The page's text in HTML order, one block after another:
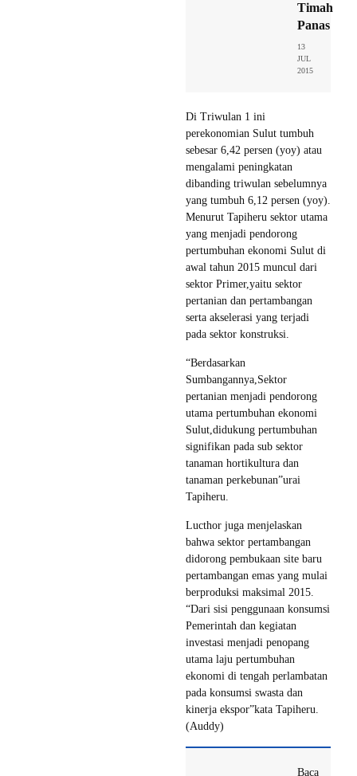
Timah
Panas
13
JUL
2015
Di Triwulan 1 ini
perekonomian Sulut tumbuh
sebesar 6,42 persen (yoy) atau
mengalami peningkatan
dibanding triwulan sebelumnya
yang tumbuh 6,12 persen (yoy).
Menurut Tapiheru sektor utama
yang menjadi pendorong
pertumbuhan ekonomi Sulut di
awal tahun 2015 muncul dari
sektor Primer,yaitu sektor
pertanian dan pertambangan
serta akselerasi yang terjadi
pada sektor konstruksi.
“Berdasarkan
Sumbangannya,Sektor
pertanian menjadi pendorong
utama pertumbuhan ekonomi
Sulut,didukung pertumbuhan
signifikan pada sub sektor
tanaman hortikultura dan
tanaman perkebunan”urai
Tapiheru.
Lucthor juga menjelaskan
bahwa sektor pertambangan
didorong pembukaan site baru
pertambangan emas yang mulai
berproduksi maksimal 2015.
“Dari sisi penggunaan konsumsi
Pemerintah dan kegiatan
investasi menjadi penopang
utama laju pertumbuhan
ekonomi di tengah perlambatan
pada konsumsi swasta dan
kinerja ekspor”kata Tapiheru.
(Auddy)
Baca